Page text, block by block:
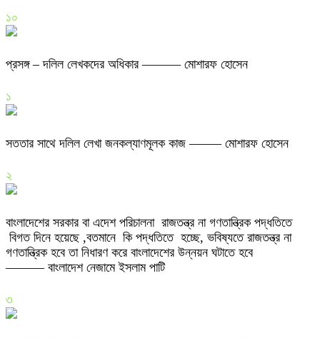
১০
প্রসঙ্গ – দলিল লেখকদের অধিকার ——— মোশারফ হোসেন
১
সততার সাথে দলিল লেখা জনকল্যাণমূলক কাজ ——– মোশারফ হোসেন
২
বাংলাদেশের সরকার বা এদেশ পরিচালনা রাজতন্ত্র না গণতান্ত্রিক পদ্ধতিতে
বিগত দিনে হয়েছে ,বতমানে কি পদ্ধতিতে হচ্ছে, ভবিষ্যতে রাজতন্ত্র না
গণতান্ত্রিক হবে তা নিধারণ করে বাংলাদেশের উন্নয়ন ঘটাতে হবে
——— বাংলাদেশ নেজামে ইসলাম পাটি
৩